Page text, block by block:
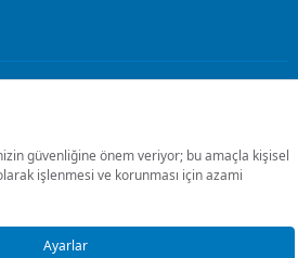
Koşulları ve Gizlilik
Ayarlarını Düzenle